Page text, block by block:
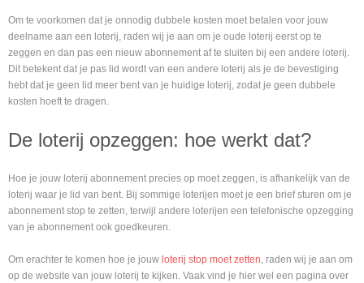
Om te voorkomen dat je onnodig dubbele kosten moet betalen voor jouw
deelname aan een loterij, raden wij je aan om je oude loterij eerst op te
zeggen en dan pas een nieuw abonnement af te sluiten bij een andere loterij.
Dit betekent dat je pas lid wordt van een andere loterij als je de bevestiging
hebt dat je geen lid meer bent van je huidige loterij, zodat je geen dubbele
kosten hoeft te dragen.
De loterij opzeggen: hoe werkt dat?
Hoe je jouw loterij abonnement precies op moet zeggen, is afhankelijk van de
loterij waar je lid van bent. Bij sommige loterijen moet je een brief sturen om je
abonnement stop te zetten, terwijl andere loterijen een telefonische opzegging
van je abonnement ook goedkeuren.
Om erachter te komen hoe je jouw loterij stop moet zetten, raden wij je aan om
op de website van jouw loterij te kijken. Vaak vind je hier wel een pagina over